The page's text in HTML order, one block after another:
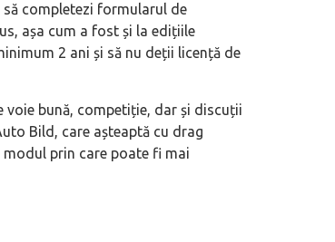
să completezi formularul de
așa cum a fost și la edițiile
2 ani și să nu deții licență de
bună, competiție, dar și discuții
Bild, care așteaptă cu drag
prin care poate fi mai